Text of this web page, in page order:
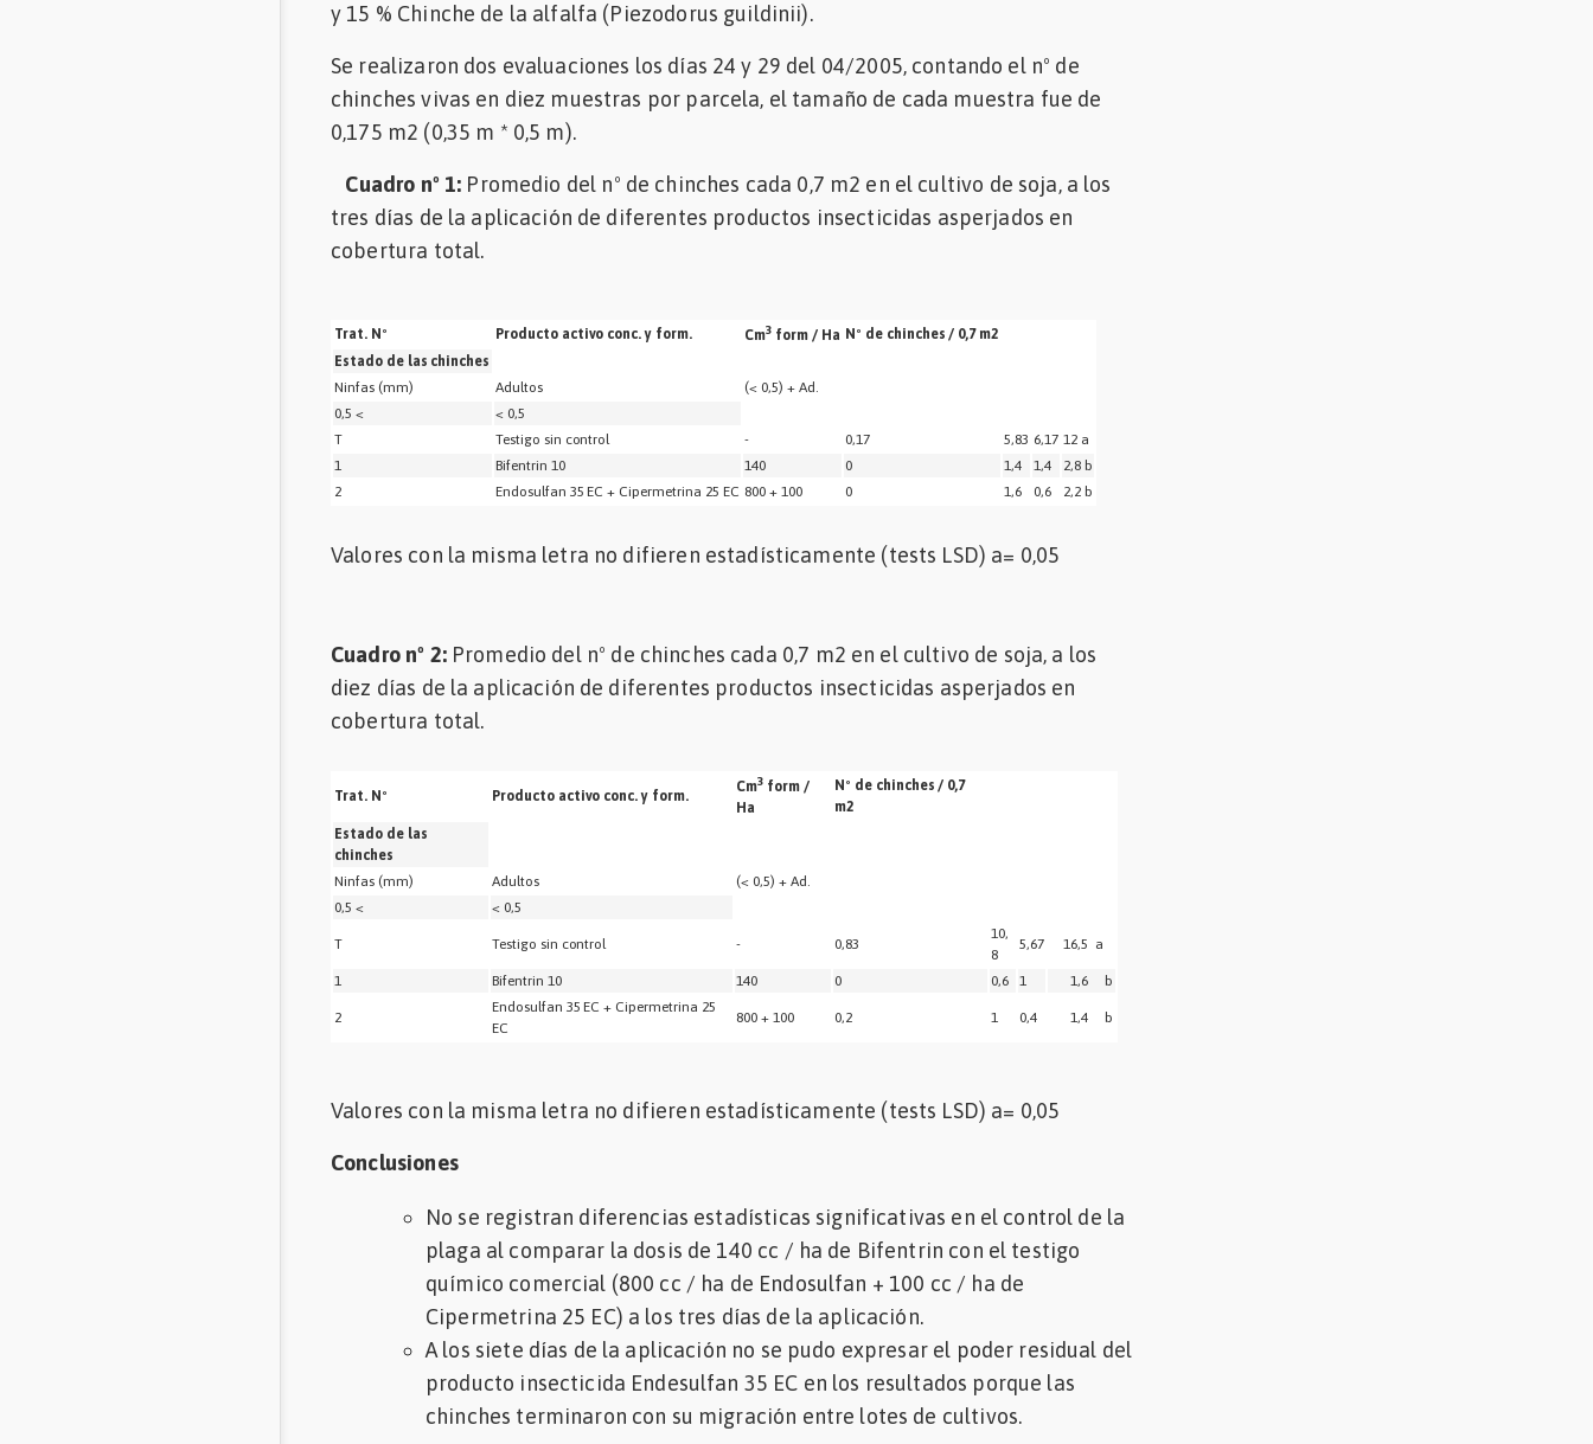
y 15 % Chinche de la alfalfa (Piezodorus guildinii).
Se realizaron dos evaluaciones los días 24 y 29 del 04/2005, contando el nº de
chinches vivas en diez muestras por parcela, el tamaño de cada muestra fue de
0,175 m2 (0,35 m * 0,5 m).
Cuadro nº 1: Promedio del nº de chinches cada 0,7 m2 en el cultivo de soja, a los
tres días de la aplicación de diferentes productos insecticidas asperjados en
cobertura total.
Trat. Nº Producto activo conc. y form. Cm3form / Ha Nº de chinches / 0,7 m2
Estado de las chinches
Ninfas (mm)
Adultos
(< 0,5) + Ad.
0,5 <
< 0,5
T
Testigo sin control - 0,17 5,83 6,17 12 a
1
Bifentrin 10 140 0 1,4 1,4
2,8 b
2
Endosulfan 35 EC + Cipermetrina 25 EC 800 + 100 0 1,6 0,6 2,2 b
Valores con la misma letra no difieren estadísticamente (tests LSD) a= 0,05
Cuadro nº 2:Promedio del nº de chinches cada 0,7 m2 en el cultivo de soja, a los
diez días de la aplicación de diferentes productos insecticidas asperjados en
cobertura total.
Trat. Nº Producto activo conc. y form.
Cm3form /
Ha
Nº de chinches / 0,7
m2
Estado de las
chinches
Ninfas (mm)
Adultos
(< 0,5) + Ad.
0,5 <
< 0,5
T Testigo sin control - 0,83
10,
8
5,67 16,5 a
1 Bifentrin 10 140 0 0,6 1 1,6 b
2
Endosulfan 35 EC + Cipermetrina 25
EC
800 + 100 0,2 1 0,4 1,4 b
Valores con la misma letra no difieren estadísticamente (tests LSD) a= 0,05
Conclusiones
No se registran diferencias estadísticas significativas en el control de la
plaga al comparar la dosis de 140 cc / ha de Bifentrin con el testigo
químico comercial (800 cc / ha de Endosulfan + 100 cc / ha de
Cipermetrina 25 EC) a los tres días de la aplicación.
A los siete días de la aplicación no se pudo expresar el poder residual del
producto insecticida Endesulfan 35 EC en los resultados porque las
chinches terminaron con su migración entre lotes de cultivos.